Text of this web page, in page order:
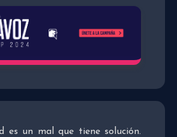
es un mal que tiene solución.